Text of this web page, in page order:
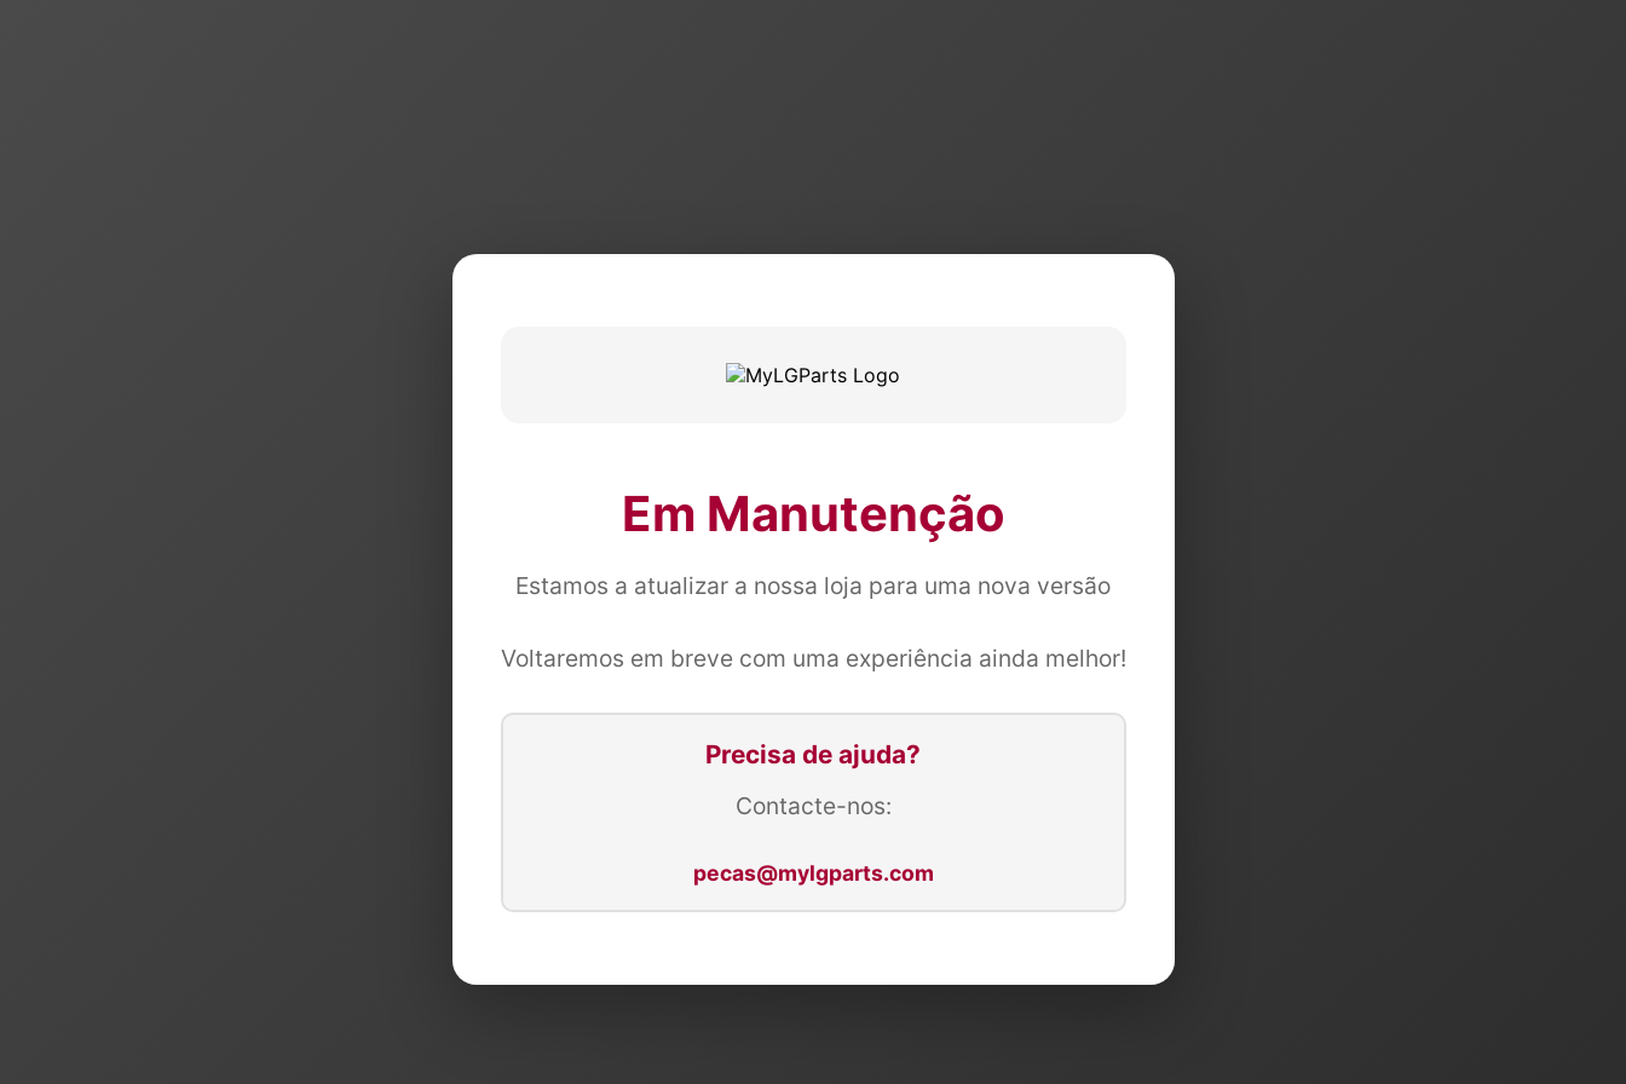
Em Manutenção
Estamos a atualizar a nossa loja para uma nova versão
Voltaremos em breve com uma experiência ainda melhor!
Precisa de ajuda?
Contacte-nos:
pecas@mylgparts.com